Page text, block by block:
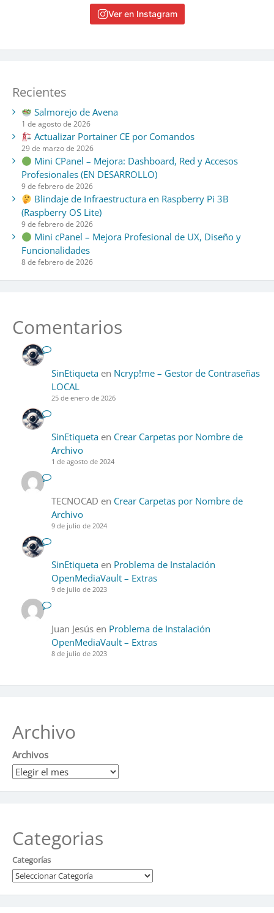
Ver en Instagram
Recientes
Salmorejo de Avena
1 de agosto de 2026
Actualizar Portainer CE por Comandos
29 de marzo de 2026
Mini CPanel – Mejora: Dashboard, Red y Accesos
Profesionales (EN DESARROLLO)
9 de febrero de 2026
Blindaje de Infraestructura en Raspberry Pi 3B
(Raspberry OS Lite)
9 de febrero de 2026
Mini cPanel – Mejora Profesional de UX, Diseño y
Funcionalidades
8 de febrero de 2026
Comentarios
SinEtiquetaen Ncryp!me – Gestor de Contraseñas
LOCAL
25 de enero de 2026
SinEtiquetaen Crear Carpetas por Nombre de
Archivo
1 de agosto de 2024
TECNOCAD en Crear Carpetas por Nombre de
Archivo
9 de julio de 2024
SinEtiquetaen Problema de Instalación
OpenMediaVault – Extras
9 de julio de 2023
Juan Jesúsen Problema de Instalación
OpenMediaVault – Extras
8 de julio de 2023
Archivo
Archivos
Categorias
Categorías